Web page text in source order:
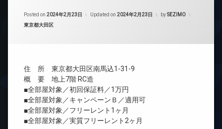
Posted on 2024年2月23日 Updated on 2024年2月23日 bySEZIMO
カテゴリー:
東京都大田区
住 所 東京都大田区南馬込1-31-9
概 要 地上7階 RC造
■全部屋対象／初回保証料／1万円
■全部屋対象／キャンペーンＢ／適用可
■全部屋対象／フリーレント1ヶ月
■全部屋対象／実質フリーレント2ヶ月